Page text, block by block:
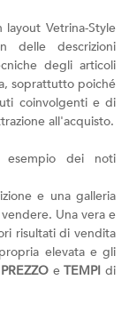
Vetrina-Style
delle descrizioni
degli articoli
soprattutto poiché
coinvolgenti e di
all'acquisto.
esempio dei noti
e una galleria
Una vera e
risultati di vendita
elevata e gli
PREZZO eTEMPI di